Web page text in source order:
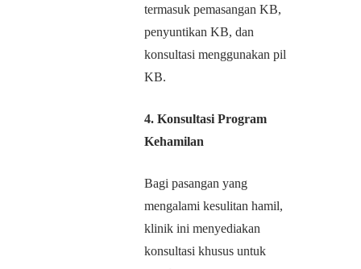
termasuk pemasangan KB,
penyuntikan KB, dan
konsultasi menggunakan pil
KB.
4. Konsultasi Program
Kehamilan
Bagi pasangan yang
mengalami kesulitan hamil,
klinik ini menyediakan
konsultasi khusus untuk